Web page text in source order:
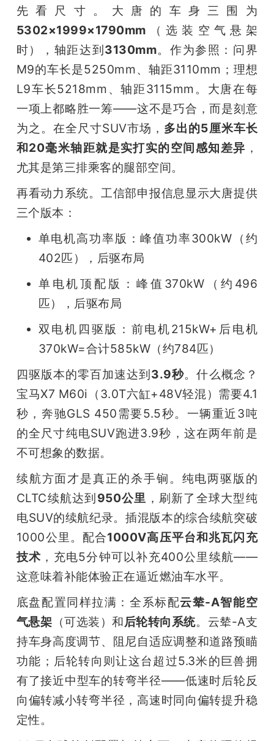
先看尺寸。大唐的车身三围为
5302×1999×1790mm （选装空气悬架
时），轴距达到3130mm。作为参照：问界
M9的车长是5250mm、轴距3110mm；理想
L9车长5218mm、轴距3115mm。大唐在每
一项上都略胜一筹——这不是巧合，而是刻意
为之。在全尺寸SUV市场， 多出的5厘米车长
和20毫米轴距就是实打实的空间感知差异 ，
尤其是第三排乘客的腿部空间。
再看动力系统。工信部申报信息显示大唐提供
三个版本：
单电机高功率版：峰值功率300kW（约
402匹），后驱布局
单电机顶配版：峰值370kW（约496
匹），后驱布局
双电机四驱版：前电机215kW+后电机
370kW=合计585kW（约784匹）
四驱版本的零百加速达到3.9秒。什么概念？
宝马X7 M60i（3.0T六缸+48V轻混）需要4.1
秒，奔驰GLS 450需要5.5秒。一辆重近3吨
的全尺寸纯电SUV跑进3.9秒，这在两年前是
不可想象的数据。
续航方面才是真正的杀手锏。纯电两驱版的
CLTC续航达到950公里 ，刷新了全球大型纯
电SUV的续航纪录。插混版本的综合续航突破
1000公里。配合1000V高压平台和兆瓦闪充
技术 ，充电5分钟可以补充400公里续航——
这意味着补能体验正在逼近燃油车水平。
底盘配置同样拉满：全系标配云辇-A智能空
气悬架 （可选装）和后轮转向系统。云辇-A支
持车身高度调节、阻尼自适应调整和道路预瞄
功能；后轮转向则让这台超过5.3米的巨兽拥
有了接近中型车的转弯半径——低速时后轮反
向偏转减小转弯半径，高速时同向偏转提升稳
定性。